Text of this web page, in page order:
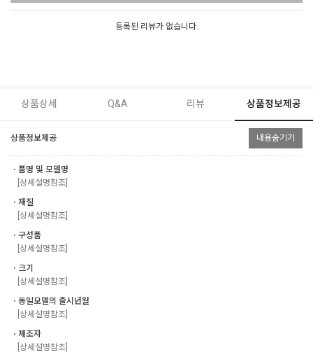
등록된 리뷰가 없습니다.
상품상세 Q&A 리뷰 상품정보제공
상품정보제공 내용숨기기
ㆍ품명 및 모델명
[상세설명참조]
ㆍ재질
[상세설명참조]
ㆍ구성품
[상세설명참조]
ㆍ크기
[상세설명참조]
ㆍ동일모델의 출시년월
[상세설명참조]
ㆍ제조자
[상세설명참조]